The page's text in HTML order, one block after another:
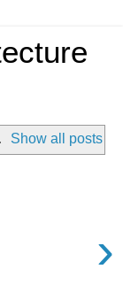
. Show all posts
›